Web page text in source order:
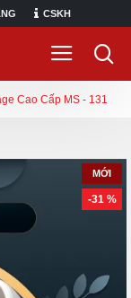
CSKH
Cao Cấp MS - 131
MỚI
-31 %